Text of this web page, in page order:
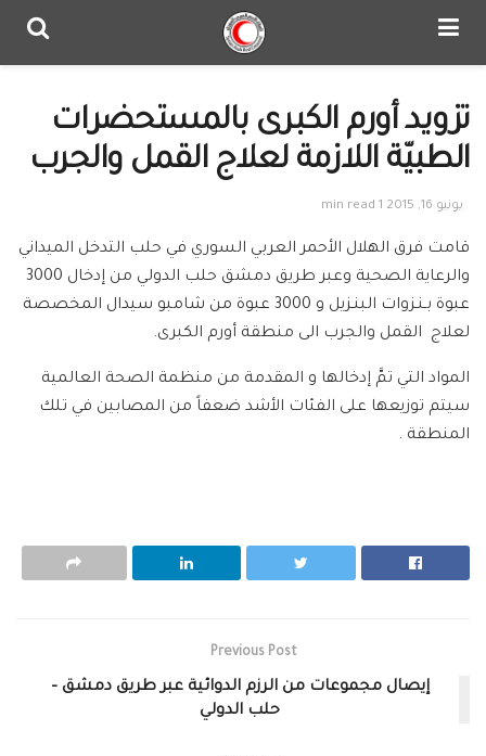
تزويد أورم الكبرى بالمستحضرات
الطبيّة اللازمة لعلاج القمل والجرب
يونيو 16, 2015 1 min read
قامت فرق الهلال الأحمر العربي السوري في حلب التدخل الميداني
والرعاية الصحية وعبر طريق دمشق حلب الدولي من إدخال 3000
عبوة بـنـزوات البنـزيل و 3000 عبوة من شامبو سيدال المخصصة
لعلاج القمل والجرب الى منطقة أورم الكبرى.
المواد التي تمَّ إدخالها و المقدمة من منظمة الصحة العالمية
سيتم توزيعها على الفئات الأشد ضعفاً من المصابين في تلك
المنطقة .
Previous Post
إيصال مجموعات من الرزم الدوائية عبر طريق دمشق –
حلب الدولي